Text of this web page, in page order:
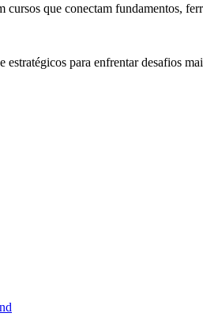
cursos que conectam fundamentos,
estratégicos para enfrentar desafios